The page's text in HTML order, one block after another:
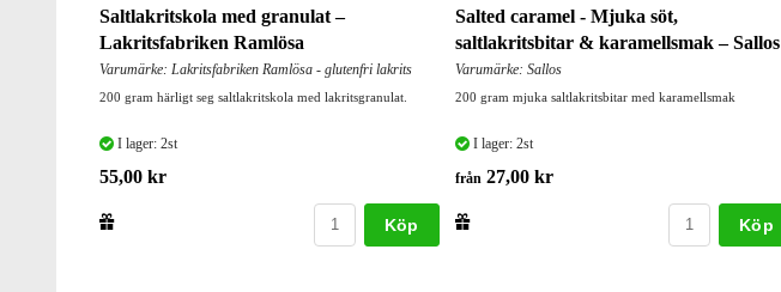
Saltlakritskola med granulat –
Lakritsfabriken Ramlösa
Varumärke: Lakritsfabriken Ramlösa - glutenfri lakrits
200 gram härligt seg saltlakritskola med lakritsgranulat.
I lager: 2st
55,00 kr
Köp
Salted caramel - Mjuka söt,
saltlakritsbitar & karamellsmak – Sallos
Varumärke: Sallos
200 gram mjuka saltlakritsbitar med karamellsmak
I lager: 2st
från 27,00 kr
Köp